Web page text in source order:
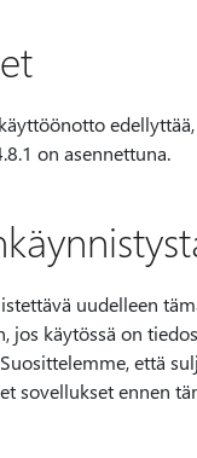
edellyttää,
on asennettuna.
uudelleen
jos käytössä on
että
sovellukset ennen